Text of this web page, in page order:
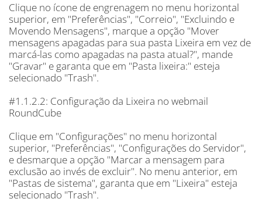
Clique no ícone de engrenagem no menu horizontal
superior, em "Preferências", "Correio", "Excluindo e
Movendo Mensagens", marque a opção "Mover
mensagens apagadas para sua pasta Lixeira em vez de
marcá-las como apagadas na pasta atual?", mande
"Gravar" e garanta que em "Pasta lixeira:" esteja
selecionado "Trash".
#1.1.2.2: Configuração da Lixeira no webmail
RoundCube
Clique em "Configurações" no menu horizontal
superior, "Preferências", "Configurações do Servidor",
e desmarque a opção "Marcar a mensagem para
exclusão ao invés de excluir". No menu anterior, em
"Pastas de sistema", garanta que em "Lixeira" esteja
selecionado "Trash".